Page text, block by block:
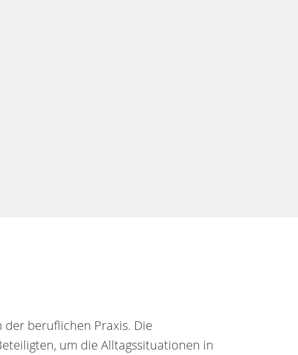
beruflichen Praxis. Die
um die Alltagssituationen in